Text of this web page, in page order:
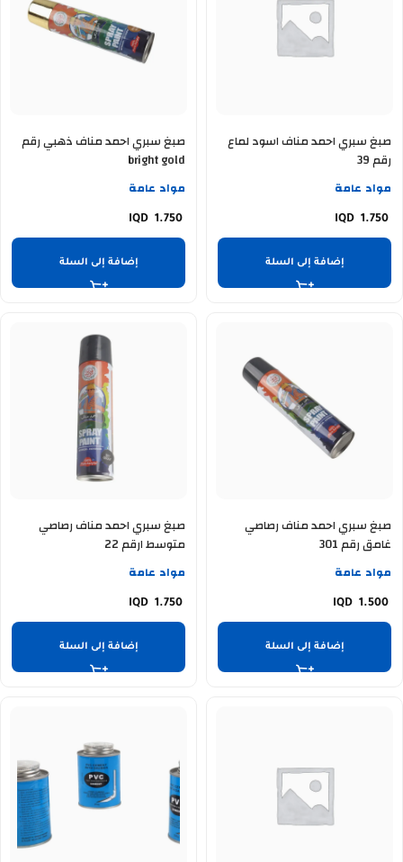
صبغ سبري احمد مناف اسود لماع
رقم 39
مواد عامة
1.750
إضافة إلى السلة
صبغ سبري احمد مناف ذهبي رقم
bright gold
مواد عامة
1.750
إضافة إلى السلة
صبغ سبري احمد مناف رصاصي
غامق رقم 301
مواد عامة
1.500
إضافة إلى السلة
صبغ سبري احمد مناف رصاصي
متوسط ارقم 22
مواد عامة
1.750
إضافة إلى السلة